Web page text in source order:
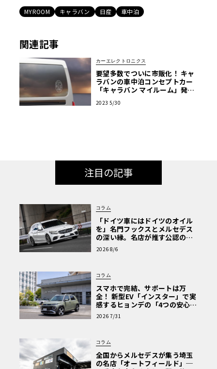
MYROOM キャラバン 日産 車中泊
関連記事
カーエレクトロニクス
要望多数でついに市販化！ キャ
ラバンの車中泊コンセプトカー
「キャラバン マイルーム」発売
2023 5/30
注目の記事
コラム
「ドイツ車にはドイツのオイル
を」名門フックスとメルセデス
の深い縁。名店が推す公認の安
心と、Cクラスで味わうシルキー
な走り〈PR〉
2026 8/6
コラム
スマホで完結、サポートは万
全！ 新型EV「インスター」で実
感するヒョンデの「4つの安心」
【第1回・ヒョンデ6つの疑問：
Why? Hyundai?】〈PR〉
2026 7/31
コラム
全国からメルセデスが集う埼玉
の名店「オートフィールド」─